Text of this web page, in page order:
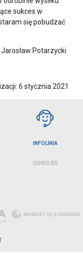
sukces w
się pobudzać
Jarosław Potarzycki
6 stycznia 2021
INFOLINIA
509 809 309